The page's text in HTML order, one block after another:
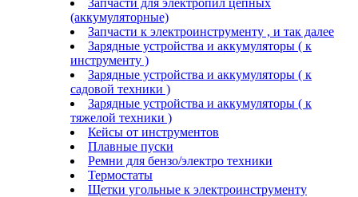
Запчасти для электропил цепных
(аккумуляторные)
Запчасти к электроинструменту , и так далее
Зарядные устройства и аккумуляторы ( к
инструменту )
Зарядные устройства и аккумуляторы ( к
садовой техники )
Зарядные устройства и аккумуляторы ( к
тяжелой техники )
Кейсы от инструментов
Плавные пуски
Ремни для бензо/электро техники
Термостаты
Щетки угольные к электроинструменту